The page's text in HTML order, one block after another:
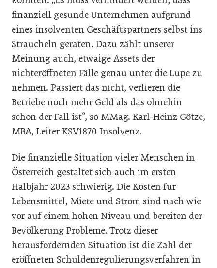
finanziell gesunde Unternehmen aufgrund
eines insolventen Geschäftspartners selbst ins
Straucheln geraten. Dazu zählt unserer
Meinung auch, etwaige Assets der
nichteröffneten Fälle genau unter die Lupe zu
nehmen. Passiert das nicht, verlieren die
Betriebe noch mehr Geld als das ohnehin
schon der Fall ist“, so MMag. Karl-Heinz Götze,
MBA, Leiter KSV1870 Insolvenz.
Die finanzielle Situation vieler Menschen in
Österreich gestaltet sich auch im ersten
Halbjahr 2023 schwierig. Die Kosten für
Lebensmittel, Miete und Strom sind nach wie
vor auf einem hohen Niveau und bereiten der
Bevölkerung Probleme. Trotz dieser
herausfordernden Situation ist die Zahl der
eröffneten Schuldenregulierungsverfahren in